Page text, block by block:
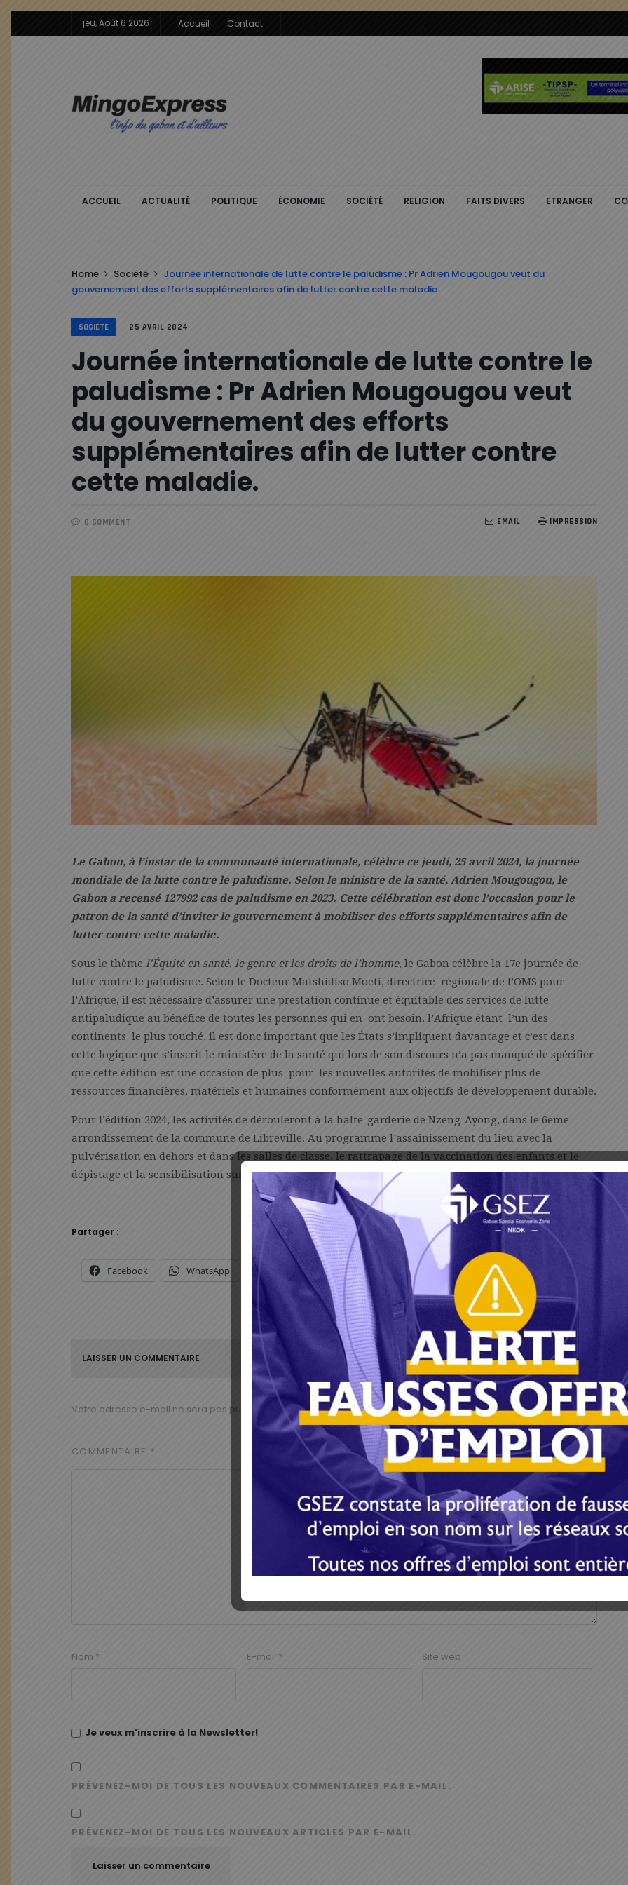
jeu, Août 6 2026 Accueil Contact
ACCUEIL ACTUALITÉ POLITIQUE ÉCONOMIE SOCIÉTÉ RELIGION FAITS DIVERS ETRANGER
Home Société
Journée internationale de lutte contre le paludisme : Pr Adrien Mougougou veut du
gouvernement des efforts supplémentaires afin de lutter contre cette maladie.
SOCIÉTÉ 25 AVRIL 2024
Journée internationale de lutte contre le
paludisme : Pr Adrien Mougougou veut
du gouvernement des efforts
supplémentaires afin de lutter contre
cette maladie.
0 COMMENT IMPRESSION
EMAIL
Le Gabon, à l’instar de la communauté internationale, célèbre ce jeudi, 25 avril 2024, la journée
mondiale de la lutte contre le paludisme. Selon le ministre de la santé, Adrien Mougougou, le
Gabon a recensé 127992 cas de paludisme en 2023. Cette célébration est donc l’occasion pour le
patron de la santé d’inviter le gouvernement à mobiliser des efforts supplémentaires afin de
lutter contre cette maladie.
Sous le thème l’Équité en santé, le genre et les droits de l’homme, le Gabon célèbre la 17e journée de
lutte contre le paludisme. Selon le Docteur Matshidiso Moeti, directrice régionale de l’OMS pour
l’Afrique, il est nécessaire d’assurer une prestation continue et équitable des services de lutte
antipaludique au bénéfice de toutes les personnes qui en ont besoin. l’Afrique étant l’un des
continents le plus touché, il est donc important que les États s’impliquent davantage et c’est dans
cette logique que s’inscrit le ministère de la santé qui lors de son discours n’a pas manqué de spécifier
que cette édition est une occasion de plus pour les nouvelles autorités de mobiliser plus de
ressources financières, matériels et humaines conformément aux objectifs de développement durable.
Pour l’édition 2024, les activités de dérouleront à la halte-garderie de Nzeng-Ayong, dans le 6eme
arrondissement de la commune de Libreville. Au programme l’assainissement du lieu avec la
pulvérisation en dehors et dans les salles de classe, le rattrapage de la vaccination des enfants et le
dépistage et la sensibilisation sur les différentes questions de santé publique.
Partager :
Facebook WhatsApp E-mail Imprimer
LAISSER UN COMMENTAIRE
Votre adresse e-mail ne sera pas publiée. Les champs obligatoires sont indiqués avec*
COMMENTAIRE *
Nom * E-mail * Site web
Je veux m'inscrire à la Newsletter!
PRÉVENEZ-MOI DE TOUS LES NOUVEAUX COMMENTAIRES PAR E-MAIL.
PRÉVENEZ-MOI DE TOUS LES NOUVEAUX ARTICLES PAR E-MAIL.